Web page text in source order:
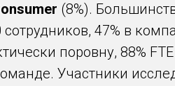
(8%).
47% в
поровну, 88%
Участники